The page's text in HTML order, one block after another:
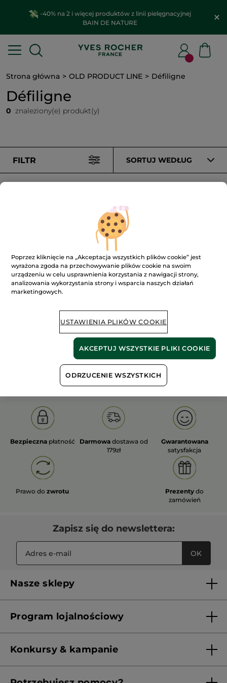
-40% na 2 i więcej produktów z linii pielęgnacyjnej
BAIN DE NATURE
Strona główna OLD PRODUCT LINE Défiligne
Défiligne
0 znaleziony(e) produkt(y)
FILTR SORTUJ WEDŁUG
100%ekstrakty
60 hektarów
Pokaż więcej
OLD PRODUCT LINE LES DEODORANTS NAT.
Bezpieczna płatność Darmowa dostawa od
179zł
Gwarantowana
satysfakcja
Prawo dozwrotu Prezenty do
zamówień
Zapisz się do newslettera:
OK
Nasze sklepy
Franczyza
Program lojalnościowy
Konkursy & kampanie
Poprzez kliknięcie na „Akceptacja wszystkich plików cookie” jest
wyrażona zgoda na przechowywanie plików cookie na swoim
urządzeniu w celu usprawnienia korzystania z nawigacji strony,
analizowania wykorzystania strony i wsparcia naszych działań
marketingowych.
USTAWIENIA PLIKÓW COOKIE
ODRZUCENIE WSZYSTKICH
AKCEPTUJ WSZYSTKIE PLIKI COOKIE